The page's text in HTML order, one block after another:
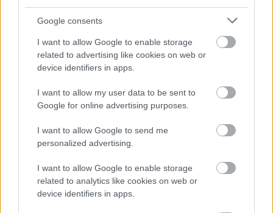
Google consents
I want to allow Google to enable storage
related to advertising like cookies on web or
device identifiers in apps.
I want to allow my user data to be sent to
Google for online advertising purposes.
I want to allow Google to send me
personalized advertising.
I want to allow Google to enable storage
related to analytics like cookies on web or
device identifiers in apps.
ΔΕΙΤΕ ΕΠΙΣΗΣ